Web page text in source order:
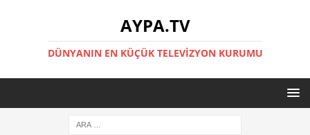
AYPA.TV
DÜNYANIN EN KÜÇÜK TELEVIZYON KURUMU